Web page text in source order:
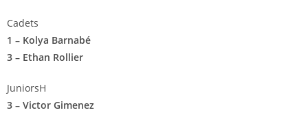
Cadets
1 – Kolya Barnabé
3 – Ethan Rollier
JuniorsH
3 – Victor Gimenez